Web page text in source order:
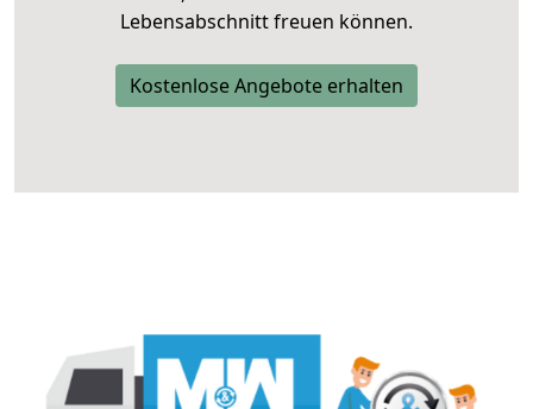
Lebensabschnitt freuen können.
Kostenlose Angebote erhalten